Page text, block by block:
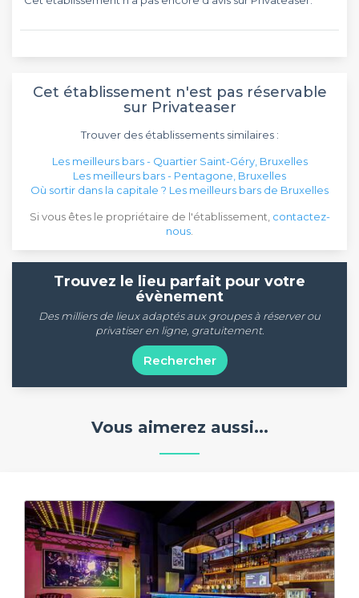
Cet établissement n'est pas réservable
sur Privateaser
Trouver des établissements similaires :
Les meilleurs bars - Quartier Saint-Géry, Bruxelles
Les meilleurs bars - Pentagone, Bruxelles
Où sortir dans la capitale ? Les meilleurs bars de Bruxelles
Si vous êtes le propriétaire de l'établissement, contactez-
nous
Trouvez le lieu parfait pour votre
évènement
Des milliers de lieux adaptés aux groupes à réserver ou
privatiser en ligne, gratuitement.
Rechercher
Vous aimerez aussi...